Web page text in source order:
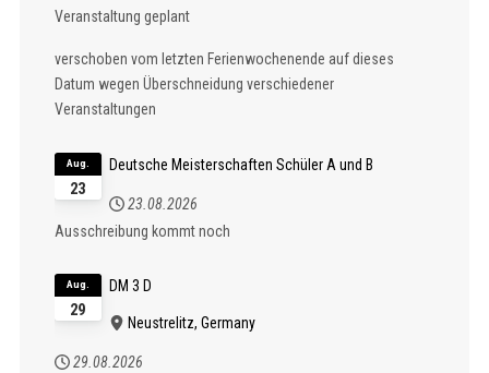
Veranstaltung geplant
verschoben vom letzten Ferienwochenende auf dieses
Datum wegen Überschneidung verschiedener
Veranstaltungen
23
Aug. Deutsche Meisterschaften Schüler A und B
23.08.2026
Ausschreibung kommt noch
29
Aug. DM 3 D
Neustrelitz, Germany
29.08.2026